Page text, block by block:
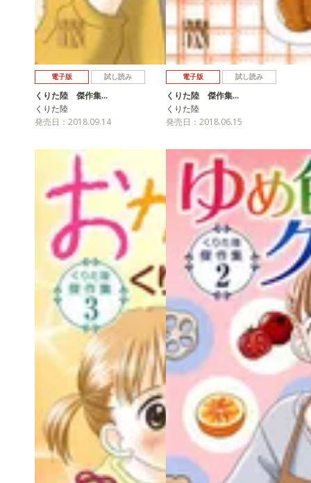
電子版 試し読み
くりた陸 傑作集…
くりた陸
発売日：2018.09.14
電子版 試し読み
くりた陸 傑作集…
くりた陸
発売日：2018.06.15